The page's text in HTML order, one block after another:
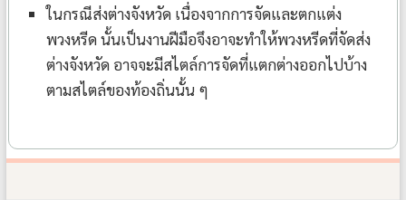
ในกรณีส่งต่างจังหวัด เนื่องจากการจัดและตกแต่ง
พวงหรีด นั้นเป็นงานฝีมือจึงอาจะทำให้พวงหรีดที่จัดส่ง
ต่างจังหวัด อาจจะมีสไตล์การจัดที่แตกต่างออกไปบ้าง
ตามสไตล์ของท้องถิ่นนั้น ๆ